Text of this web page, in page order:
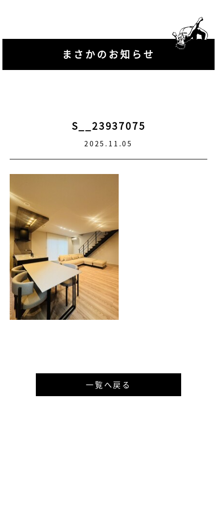
まさかのお知らせ
S__23937075
2025.11.05
一覧へ戻る